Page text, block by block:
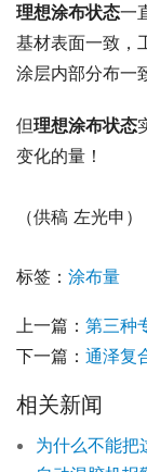
理想涂布状态一
基材表面一致，
涂层内部分布一
但理想涂布状态
变化的量！
（供稿 左光申）
标签： 涂布量
上一篇： 第三种
下一篇： 通泽复
相关新闻
为什么不能把